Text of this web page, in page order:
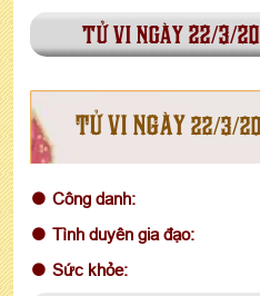
tử vi ngày 22/3/
TỬ VI NGÀY 22/3/
Công danh:
Tình duyên gia đạo:
Sức khỏe: